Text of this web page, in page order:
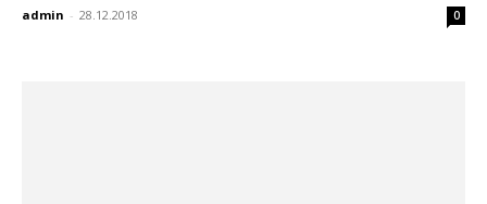
admin - 28.12.2018 0